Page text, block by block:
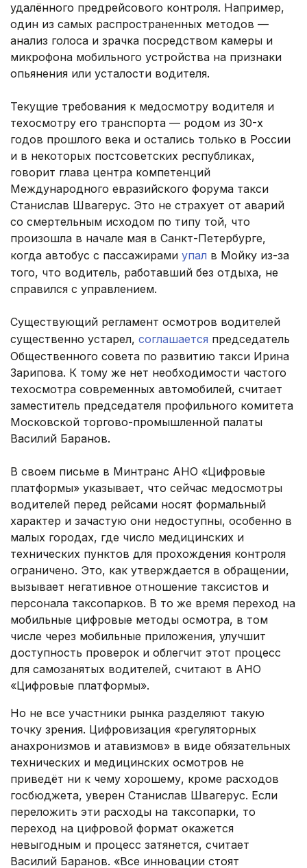
удалённого предрейсового контроля. Например,
один из самых распространенных методов —
анализ голоса и зрачка посредством камеры и
микрофона мобильного устройства на признаки
опьянения или усталости водителя.
Текущие требования к медосмотру водителя и
техосмотру его транспорта — родом из 30-х
годов прошлого века и остались только в России
и в некоторых постсоветских республиках,
говорит глава центра компетенций
Международного евразийского форума такси
Станислав Швагерус. Это не страхует от аварий
со смертельным исходом по типу той, что
произошла в начале мая в Санкт-Петербурге,
когда автобус с пассажирами упал в Мойку из-за
того, что водитель, работавший без отдыха, не
справился с управлением.
Существующий регламент осмотров водителей
существенно устарел, соглашается председатель
Общественного совета по развитию такси Ирина
Зарипова. К тому же нет необходимости частого
техосмотра современных автомобилей, считает
заместитель председателя профильного комитета
Московской торгово-промышленной палаты
Василий Баранов.
В своем письме в Минтранс АНО «Цифровые
платформы» указывает, что сейчас медосмотры
водителей перед рейсами носят формальный
характер и зачастую они недоступны, особенно в
малых городах, где число медицинских и
технических пунктов для прохождения контроля
ограничено. Это, как утверждается в обращении,
вызывает негативное отношение таксистов и
персонала таксопарков. В то же время переход на
мобильные цифровые методы осмотра, в том
числе через мобильные приложения, улучшит
доступность проверок и облегчит этот процесс
для самозанятых водителей, считают в АНО
«Цифровые платформы».
Но не все участники рынка разделяют такую
точку зрения. Цифровизация «регуляторных
анахронизмов и атавизмов» в виде обязательных
технических и медицинских осмотров не
приведёт ни к чему хорошему, кроме расходов
госбюджета, уверен Станислав Швагерус. Если
переложить эти расходы на таксопарки, то
переход на цифровой формат окажется
невыгодным и процесс затянется, считает
Василий Баранов. «Все инновации стоят